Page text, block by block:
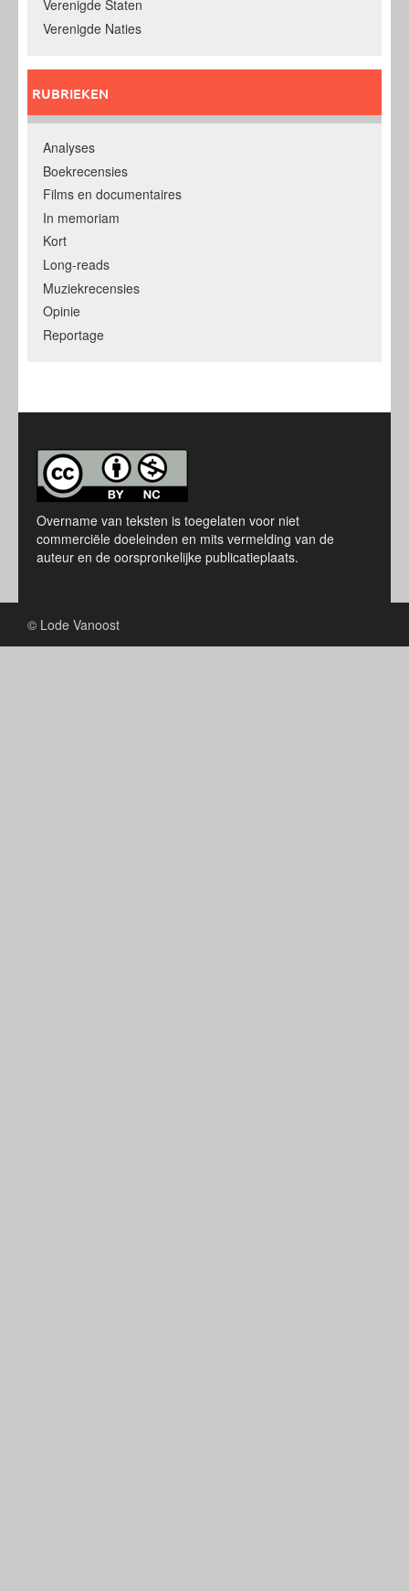
Verenigde Staten
Verenigde Naties
RUBRIEKEN
Analyses
Boekrecensies
Films en documentaires
In memoriam
Kort
Long-reads
Muziekrecensies
Opinie
Reportage
Overname van teksten is toegelaten voor niet
commerciële doeleinden en mits vermelding van de
auteur en de oorspronkelijke publicatieplaats.
© Lode Vanoost